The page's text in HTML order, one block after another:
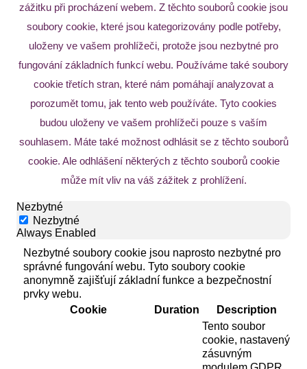
zážitku při procházení webem. Z těchto souborů cookie jsou
soubory cookie, které jsou kategorizovány podle potřeby,
uloženy ve vašem prohlížeči, protože jsou nezbytné pro
fungování základních funkcí webu. Používáme také soubory
cookie třetích stran, které nám pomáhají analyzovat a
porozumět tomu, jak tento web používáte. Tyto cookies
budou uloženy ve vašem prohlížeči pouze s vaším
souhlasem. Máte také možnost odhlásit se z těchto souborů
cookie. Ale odhlášení některých z těchto souborů cookie
může mít vliv na váš zážitek z prohlížení.
Nezbytné
Nezbytné
Always Enabled
Nezbytné soubory cookie jsou naprosto nezbytné pro
správné fungování webu. Tyto soubory cookie
anonymně zajišťují základní funkce a bezpečnostní
prvky webu.
Cookie
Duration
Description
Tento soubor
cookie, nastavený
zásuvným